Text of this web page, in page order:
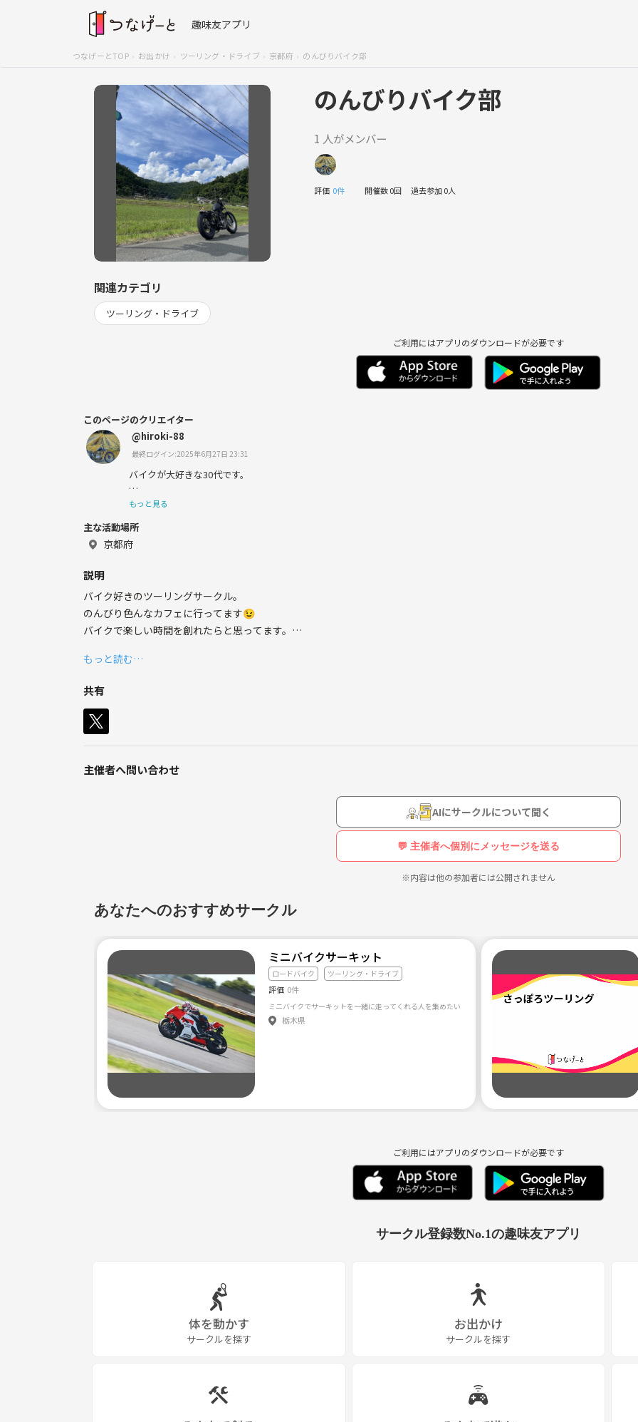
趣味友アプリ
つなげーとTOP お出かけ ツーリング・ドライブ 京都府 のんびりバイク部
のんびりバイク部
1 人がメンバー
評価 0件 開催数 0回 過去参加 0人
関連カテゴリ
ツーリング・ドライブ
ご利用にはアプリのダウンロードが必要です
このページのクリエイター
@hiroki-88
最終ログイン:2025年6月27日 23:31
バイクが大好きな30代です。
最近アウトドアにも興味が出てきたので、
よろしくお願いします。
・SR400
・エストレヤ
もっと見る
主な活動場所
京都府
説明
バイク好きのツーリングサークル。
のんびり色んなカフェに行ってます😉
バイクで楽しい時間を創れたらと思ってます。
車種は排気量は問いませんが、
思いやりのある運転ができる方を
募集しています♫
よろしくお願いします。
もっと読む…
共有
主催者へ問い合わせ
AIにサークルについて聞く
💬 主催者へ個別にメッセージを送る
※内容は他の参加者には公開されません
あなたへのおすすめサークル
ミニバイクサーキット
ロードバイク ツーリング・ドライブ
評価 0件
栃木県
ご利用にはアプリのダウンロードが必要です
サークル登録数No.1の趣味友アプリ
体を動かす
サークルを探す
お出かけ
サークルを探す